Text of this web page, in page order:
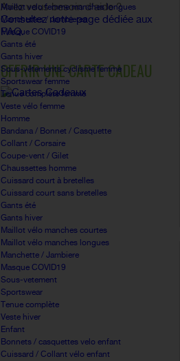
Maillot velo femme manches longues
Manchettes / Jambieres
Masque COVID19
Gants été
Gants hiver
Sous-vêtements cyclisme femme
Sportswear femme
Tenue complète femme
Veste vélo femme
Homme
Bandana / Bonnet / Casquette
Collant / Corsaire
Coupe-vent / Gilet
Chaussettes homme
Cuissard court à bretelles
Cuissard court sans bretelles
Gants été
Gants hiver
Maillot vélo manches courtes
Maillot vélo manches longues
Manchette / Jambiere
Masque COVID19
Sous-vetement
Sportswear
Tenue complète
Veste hiver
Enfant
Bonnets / casquettes velo enfant
Cuissard / Collant vélo enfant
Avez vous besoin d'aide ?
Consultez notre page dédiée aux
FAQ.
OFFRIR UNE CARTE CADEAU